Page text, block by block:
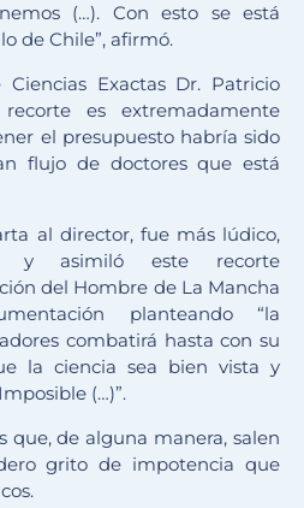
(…). Con esto se está
de Chile”, afirmó.
Exactas Dr. Patricio
es extremadamente
el presupuesto habría sido
flujo de doctores que está
al director, fue más lúdico,
y asimiló este recorte
del Hombre de La Mancha
planteando “la
combatirá hasta con su
la ciencia sea bien vista y
(…)”.
que, de alguna manera, salen
grito de impotencia que